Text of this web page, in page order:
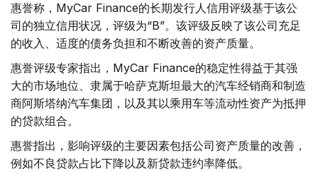
惠誉称，MyCar Finance的长期发行人信用评级基于该公
司的独立信用状况，评级为“B”。该评级反映了该公司充足
的收入、适度的债务负担和不断改善的资产质量。
惠誉评级专家指出，MyCar Finance的稳定性得益于其强
大的市场地位、隶属于哈萨克斯坦最大的汽车经销商和制造
商阿斯塔纳汽车集团，以及其以乘用车等流动性资产为抵押
的贷款组合。
惠誉指出，影响评级的主要因素包括公司资产质量的改善，
例如不良贷款占比下降以及新贷款违约率降低。